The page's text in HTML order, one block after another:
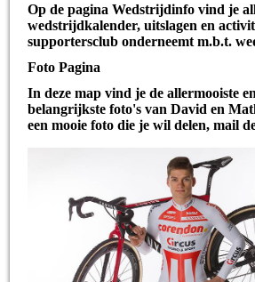
Op de pagina Wedstrijdinfo vind je
wedstrijdkalender, uitslagen en
supportersclub onderneemt m.b.t.
Foto Pagina
In deze map vind je de allermooiste en
belangrijkste foto's van David en
een mooie foto die je wil delen, mail